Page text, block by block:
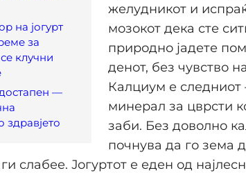
на јогурт
за
клучни
—
здравјето
желудникот и
мозокот дека сте
природно јадете
денот, без чувство
Калциум е следниот
минерал за цврсти
заби. Без доволно
почнува да го зема
слабее. Јогуртот е еден од